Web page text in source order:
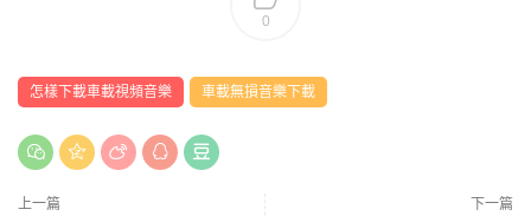
0
怎樣下載車載視頻音樂 車載無損音樂下載
上一篇 下一篇